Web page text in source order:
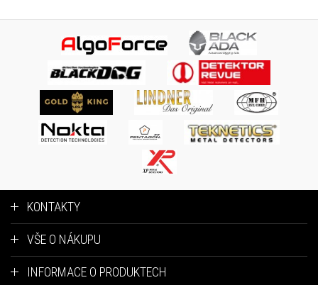
KONTAKTY
VŠE O NÁKUPU
INFORMACE O PRODUKTECH